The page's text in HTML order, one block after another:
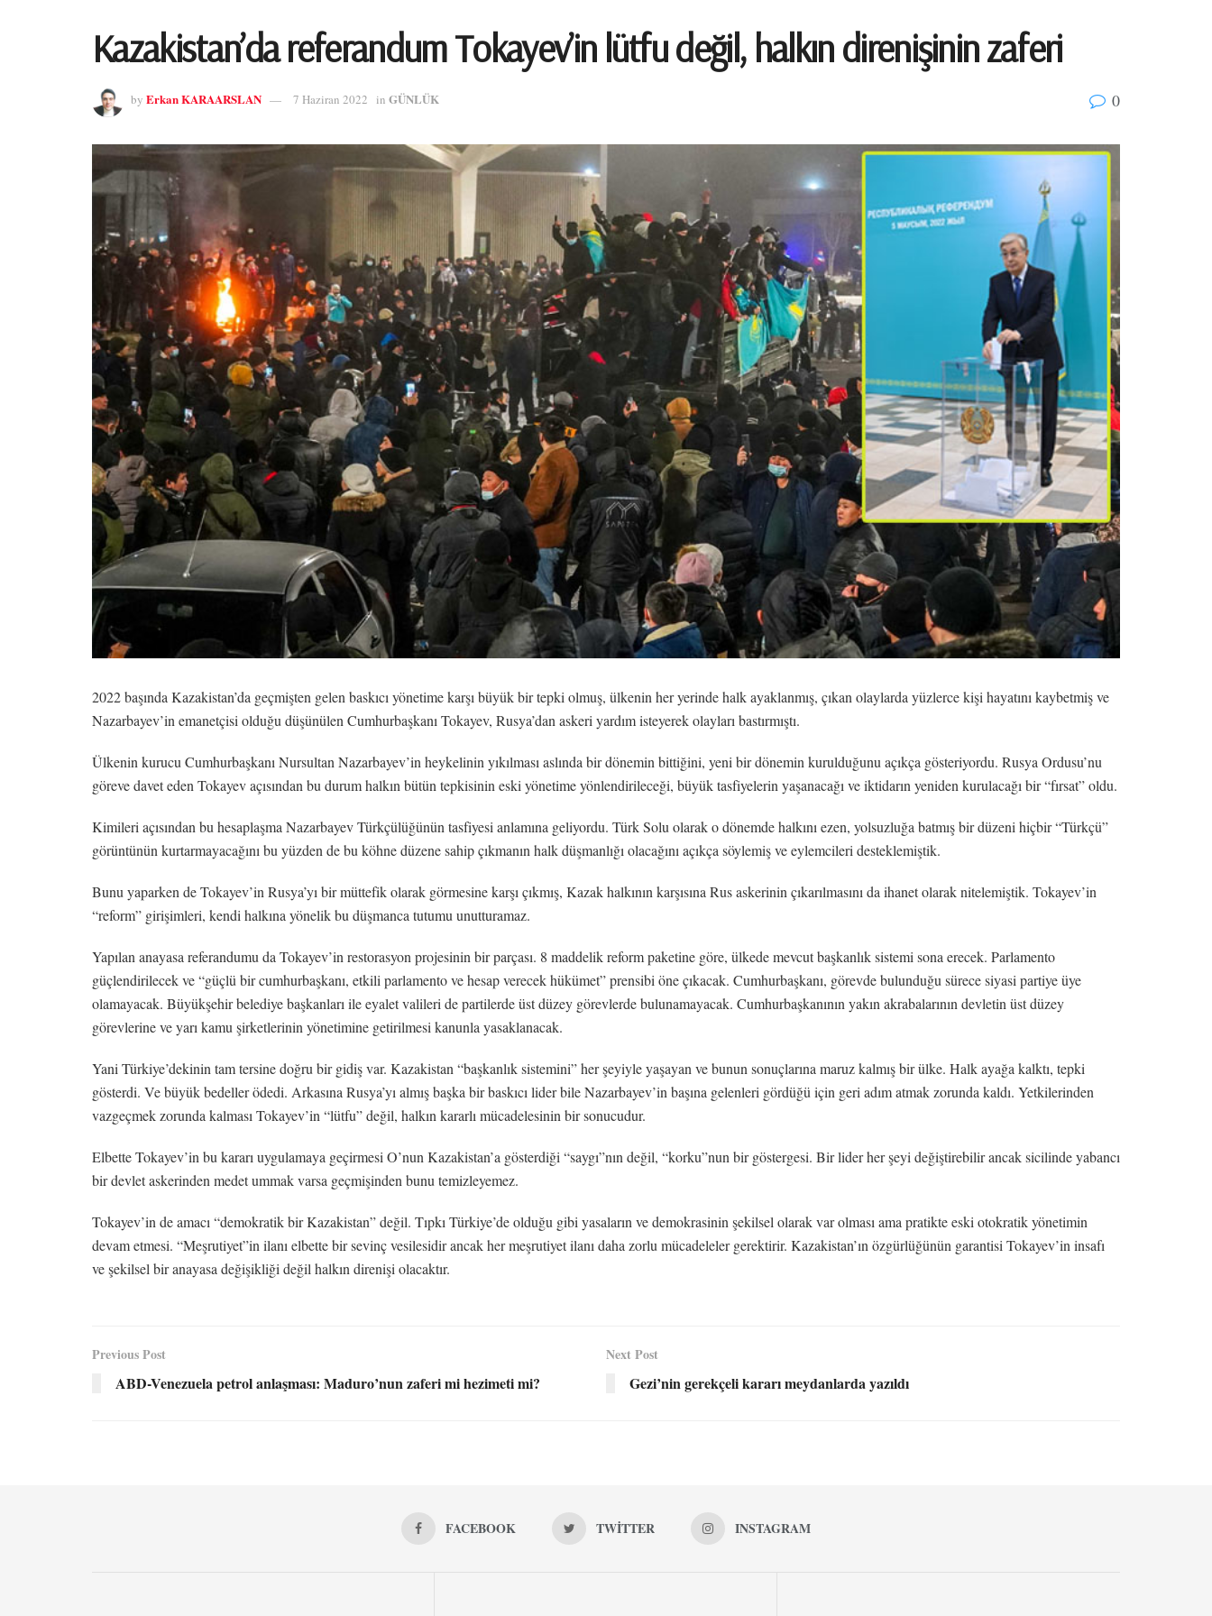
Kazakistan’da referandum Tokayev’in lütfu değil, halkın direnişinin zaferi
by Erkan KARAARSLAN 7 Haziran 2022 in GÜNLÜK 0
2022 başında Kazakistan’da geçmişten gelen baskıcı yönetime karşı büyük bir tepki olmuş, ülkenin her yerinde halk ayaklanmış, çıkan olaylarda yüzlerce kişi hayatını kaybetmiş ve
Nazarbayev’in emanetçisi olduğu düşünülen Cumhurbaşkanı Tokayev, Rusya’dan askeri yardım isteyerek olayları bastırmıştı.
Ülkenin kurucu Cumhurbaşkanı Nursultan Nazarbayev’in heykelinin yıkılması aslında bir dönemin bittiğini, yeni bir dönemin kurulduğunu açıkça gösteriyordu. Rusya Ordusu’nu
göreve davet eden Tokayev açısından bu durum halkın bütün tepkisinin eski yönetime yönlendirileceği, büyük tasfiyelerin yaşanacağı ve iktidarın yeniden kurulacağı bir “fırsat” oldu.
Kimileri açısından bu hesaplaşma Nazarbayev Türkçülüğünün tasfiyesi anlamına geliyordu. Türk Solu olarak o dönemde halkını ezen, yolsuzluğa batmış bir düzeni hiçbir “Türkçü”
görüntünün kurtarmayacağını bu yüzden de bu köhne düzene sahip çıkmanın halk düşmanlığı olacağını açıkça söylemiş ve eylemcileri desteklemiştik.
Bunu yaparken de Tokayev’in Rusya’yı bir müttefik olarak görmesine karşı çıkmış, Kazak halkının karşısına Rus askerinin çıkarılmasını da ihanet olarak nitelemiştik. Tokayev’in
“reform” girişimleri, kendi halkına yönelik bu düşmanca tutumu unutturamaz.
Yapılan anayasa referandumu da Tokayev’in restorasyon projesinin bir parçası. 8 maddelik reform paketine göre, ülkede mevcut başkanlık sistemi sona erecek. Parlamento
güçlendirilecek ve “güçlü bir cumhurbaşkanı, etkili parlamento ve hesap verecek hükümet” prensibi öne çıkacak. Cumhurbaşkanı, görevde bulunduğu sürece siyasi partiye üye
olamayacak. Büyükşehir belediye başkanları ile eyalet valileri de partilerde üst düzey görevlerde bulunamayacak. Cumhurbaşkanının yakın akrabalarının devletin üst düzey
görevlerine ve yarı kamu şirketlerinin yönetimine getirilmesi kanunla yasaklanacak.
Yani Türkiye’dekinin tam tersine doğru bir gidiş var. Kazakistan “başkanlık sistemini” her şeyiyle yaşayan ve bunun sonuçlarına maruz kalmış bir ülke. Halk ayağa kalktı, tepki
gösterdi. Ve büyük bedeller ödedi. Arkasına Rusya’yı almış başka bir baskıcı lider bile Nazarbayev’in başına gelenleri gördüğü için geri adım atmak zorunda kaldı. Yetkilerinden
vazgeçmek zorunda kalması Tokayev’in “lütfu” değil, halkın kararlı mücadelesinin bir sonucudur.
Elbette Tokayev’in bu kararı uygulamaya geçirmesi O’nun Kazakistan’a gösterdiği “saygı”nın değil, “korku”nun bir göstergesi. Bir lider her şeyi değiştirebilir ancak sicilinde yabancı
bir devlet askerinden medet ummak varsa geçmişinden bunu temizleyemez.
Tokayev’in de amacı “demokratik bir Kazakistan” değil. Tıpkı Türkiye’de olduğu gibi yasaların ve demokrasinin şekilsel olarak var olması ama pratikte eski otokratik yönetimin
devam etmesi. “Meşrutiyet”in ilanı elbette bir sevinç vesilesidir ancak her meşrutiyet ilanı daha zorlu mücadeleler gerektirir. Kazakistan’ın özgürlüğünün garantisi Tokayev’in insafı
ve şekilsel bir anayasa değişikliği değil halkın direnişi olacaktır.
Previous Post
ABD-Venezuela petrol anlaşması: Maduro’nun zaferi mi hezimeti mi?
Next Post
Gezi’nin gerekçeli kararı meydanlarda yazıldı
FACEBOOK TWITTER INSTAGRAM